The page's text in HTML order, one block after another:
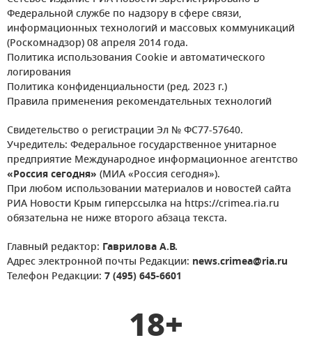
Федеральной службе по надзору в сфере связи,
информационных технологий и массовых коммуникаций
(Роскомнадзор) 08 апреля 2014 года.
Политика использования Cookie и автоматического
логирования
Политика конфиденциальности (ред. 2023 г.)
Правила применения рекомендательных технологий
Свидетельство о регистрации Эл № ФС77-57640.
Учредитель: Федеральное государственное унитарное
предприятие Международное информационное агентство
«Россия сегодня» (МИА «Россия сегодня»).
При любом использовании материалов и новостей сайта
РИА Новости Крым гиперссылка на https://crimea.ria.ru
обязательна не ниже второго абзаца текста.
Главный редактор: Гаврилова А.В.
Адрес электронной почты Редакции: news.crimea@ria.ru
Телефон Редакции: 7 (495) 645-6601
18+